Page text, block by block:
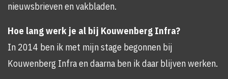
nieuwsbrieven en vakbladen.
Hoe lang werk je al bij Kouwenberg Infra?
In 2014 ben ik met mijn stage begonnen bij
Kouwenberg Infra en daarna ben ik daar blijven werken.